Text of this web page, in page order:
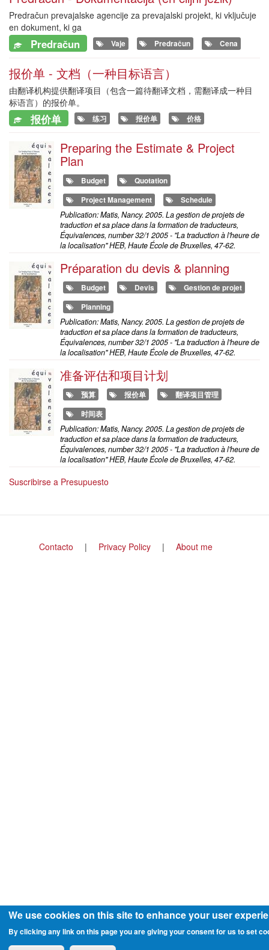
Predračun prevajalske agencije za prevajalski projekt, ki vključuje
en dokument, ki ga
Predračun Vaje Predračun Cena
报价单 - 文档（一种目标语言）
由翻译机构提供翻译项目（包含一篇待翻译文档，需翻译成一种目
标语言）的报价单。
报价单 练习 报价单 价格
Preparing the Estimate & Project
Plan
Budget
Quotation
Project Management
Schedule
Publication: Matis, Nancy. 2005. La gestion de projets de
traduction et sa place dans la formation de traducteurs,
Équivalences, number 32/1 2005 - "La traduction à l'heure de
la localisation" HEB, Haute École de Bruxelles, 47-62.
Préparation du devis & planning
Budget Devis
Gestion de projet
Planning
Publication: Matis, Nancy. 2005. La gestion de projets de
traduction et sa place dans la formation de traducteurs,
Équivalences, number 32/1 2005 - "La traduction à l'heure de
la localisation" HEB, Haute École de Bruxelles, 47-62.
准备评估和项目计划
预算 报价单
翻译项目管理
时间表
Publication: Matis, Nancy. 2005. La gestion de projets de
traduction et sa place dans la formation de traducteurs,
Équivalences, number 32/1 2005 - "La traduction à l'heure de
la localisation" HEB, Haute École de Bruxelles, 47-62.
Suscribirse a Presupuesto
FooterContacto Privacy Policy About me
We use cookies on this site to enhance your user
By clicking any link on this page you are giving your consent for us to set